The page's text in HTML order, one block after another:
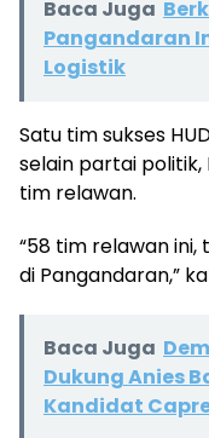
Baca Juga
Pangandaran
Logistik
Satu tim sukses
selain partai politik,
tim relawan.
“58 tim relawan ini,
di Pangandaran,”
Baca Juga
Dukung Anies
Kandidat